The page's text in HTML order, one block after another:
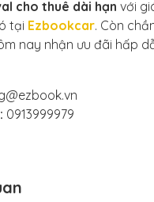
cho thuê dài hạn với
tại Ezbookcar. Còn
nay nhận ưu đãi hấp
0913999979